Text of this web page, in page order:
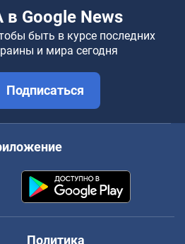
в Google News
быть в курсе последних
и мира сегодня
Подписаться
Политика